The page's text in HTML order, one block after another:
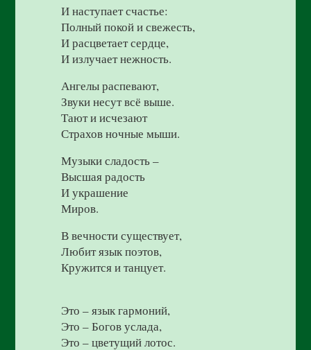
И наступает счастье:
Полный покой и свежесть,
И расцветает сердце,
И излучает нежность.
Ангелы распевают,
Звуки несут всё выше.
Тают и исчезают
Страхов ночные мыши.
Музыки сладость –
Высшая радость
И украшение
Миров.
В вечности существует,
Любит язык поэтов,
Кружится и танцует.
Это – язык гармоний,
Это – Богов услада,
Это – цветущий лотос.